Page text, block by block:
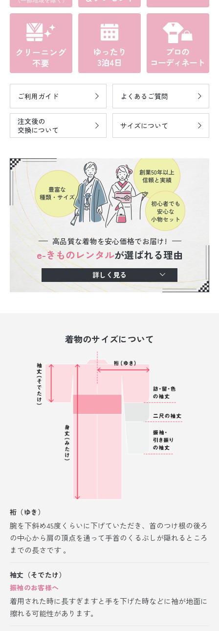
ご利用ガイド よくあるご質問
注文後の
交換について
サイズについて
高品質な着物を安心価格でお届け!
e-きものレンタルが選ばれる理由
詳しく見る
着物のサイズについて
裄（ゆき）
腕を下斜め45度くらいに下げていただき、首のつけ根の後ろ
の中心から肩の頂点を通って手首のくるぶしが隠れるところ
までの長さです 。
袖丈（そでたけ）
振袖のお客様へ
着用された時に長すぎますと手を下げた時などに袖が地面に
擦れる可能性があります。